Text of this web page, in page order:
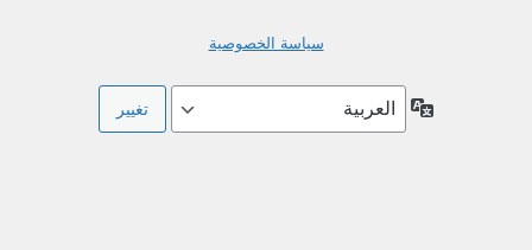
سياسة الخصوصية
اللغة